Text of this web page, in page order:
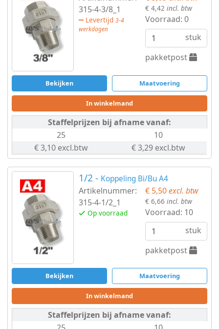
315-4-3/8_1
Levertijd 3-4
werkdagen
€ 4,42 incl. btw
Voorraad:0
stuk
pakketpost
Bekijken Maatvoering
In winkelmand
Staffelprijzen bij afname vanaf:
25
10
€ 3,10 excl.btw
€ 3,29 excl.btw
1/2 - Koppeling Bi/Bu A4
Artikelnummer:
315-4-1/2_1
Op voorraad
€ 5,50excl. btw
€ 6,66 incl. btw
Voorraad: 10
stuk
pakketpost
Bekijken Maatvoering
In winkelmand
Staffelprijzen bij afname vanaf: